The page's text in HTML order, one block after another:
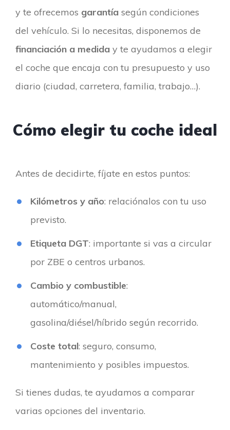
y te ofrecemos garantía según condiciones
del vehículo. Si lo necesitas, disponemos de
financiación a medida y te ayudamos a elegir
el coche que encaja con tu presupuesto y uso
diario (ciudad, carretera, familia, trabajo…).
Cómo elegir tu coche ideal
Antes de decidirte, fíjate en estos puntos:
Kilómetros y año: relaciónalos con tu uso
previsto.
Etiqueta DGT: importante si vas a circular
por ZBE o centros urbanos.
Cambio y combustible:
automático/manual,
gasolina/diésel/híbrido según recorrido.
Coste total: seguro, consumo,
mantenimiento y posibles impuestos.
Si tienes dudas, te ayudamos a comparar
varias opciones del inventario.